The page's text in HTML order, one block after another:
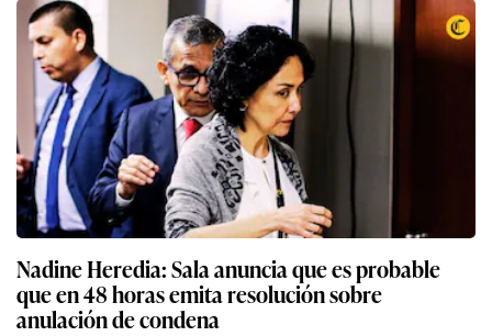
Nadine Heredia: Sala anuncia que es probable
que en 48 horas emita resolución sobre
anulación de condena